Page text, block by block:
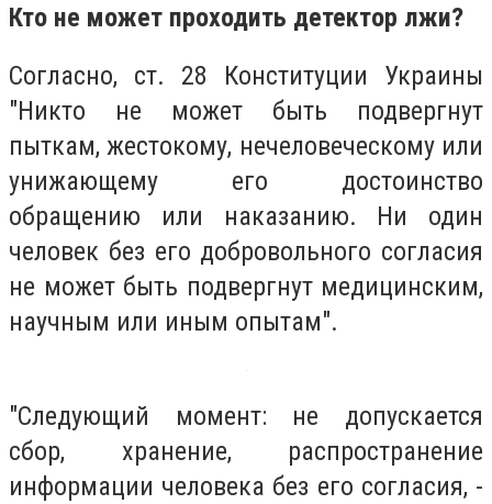
Кто не может проходить детектор лжи?
Согласно, ст. 28 Конституции Украины
"Никто не может быть подвергнут
пыткам, жестокому, нечеловеческому или
унижающему его достоинство
обращению или наказанию. Ни один
человек без его добровольного согласия
не может быть подвергнут медицинским,
научным или иным опытам".
"Следующий момент: не допускается
сбор, хранение, распространение
информации человека без его согласия, -